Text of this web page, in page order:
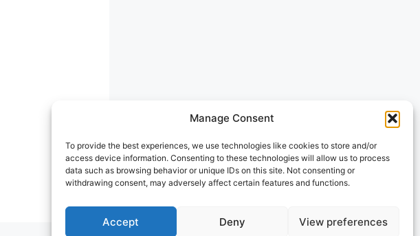
Manage Consent
To provide the best experiences, we use technologies like cookies to store and/or
access device information. Consenting to these technologies will allow us to process
data such as browsing behavior or unique IDs on this site. Not consenting or
withdrawing consent, may adversely affect certain features and functions.
Accept Deny View preferences